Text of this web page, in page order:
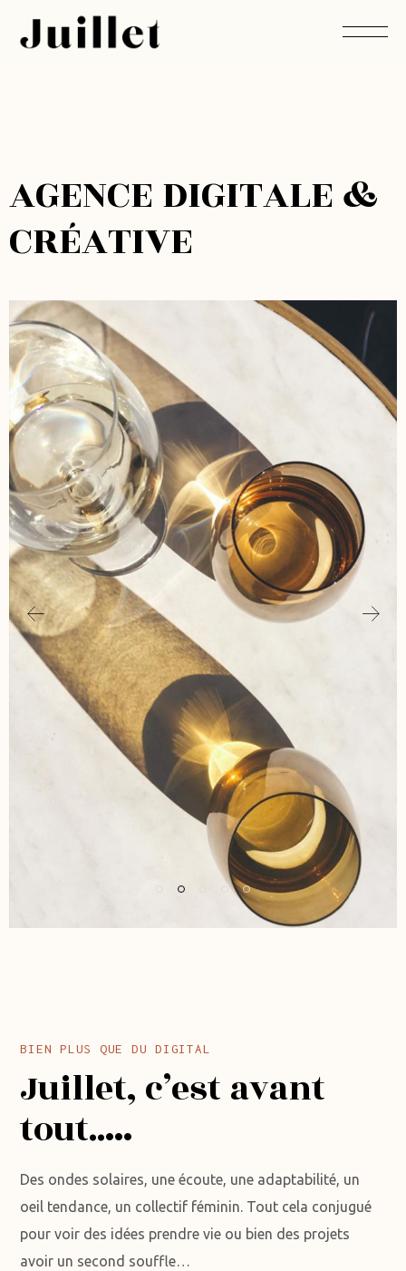
AGENCE DIGITALE &
CRÉATIVE
BIEN PLUS QUE DU DIGITAL
Juillet, c’est avant
tout..…
Des ondes solaires, une écoute, une adaptabilité, un
oeil tendance, un collectif féminin. Tout cela conjugué
pour voir des idées prendre vie ou bien des projets
avoir un second souffle…